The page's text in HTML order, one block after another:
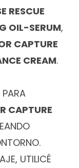
RESCUE
OIL-SERUM,
CAPTURE
CREAM.
PARA
CAPTURE
UTILICÉ